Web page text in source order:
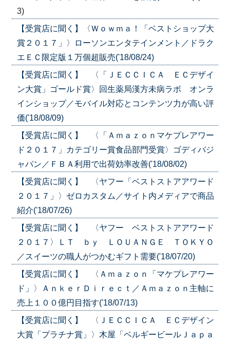
3)
【受賞店に聞く】〈Ｗｏｗｍａ！「ベストショップ大
賞２０１７」〉ローソンエンタテインメント／ドラク
エＥＣ限定版１万個超販売('18/08/24)
【受賞店に聞く】 〈「ＪＥＣＣＩＣＡ ＥＣデザイ
ン大賞」ゴールド賞〉回生薬局漢方未病ラボ オンラ
インショップ／モバイル対応とコンテンツ力が高い評
価('18/08/09)
【受賞店に聞く】 〈「Ａｍａｚｏｎマケプレアワー
ド２０１７」カテゴリー賞食品部門受賞〉ゴディバジ
ャパン／ＦＢＡ利用で出荷効率改善('18/08/02)
【受賞店に聞く】 〈ヤフー「ベストストアアワード
２０１７」〉ゼロカスタム／サイト内メディアで商品
紹介('18/07/26)
【受賞店に聞く】 〈ヤフー ベストストアアワード
２０１７〉ＬＴ ｂｙ ＬＯＵＡＮＧＥ ＴＯＫＹＯ
／スイーツの職人がつかむギフト需要('18/07/20)
【受賞店に聞く】 〈Ａｍａｚｏｎ「マケプレアワー
ド」〉ＡｎｋｅｒＤｉｒｅｃｔ／Ａｍａｚｏｎ主軸に
売上１００億円目指す('18/07/13)
【受賞店に聞く】 〈ＪＥＣＣＩＣＡ ＥＣデザイン
大賞「プラチナ賞」〉木屋「ベルギービールＪａｐａ